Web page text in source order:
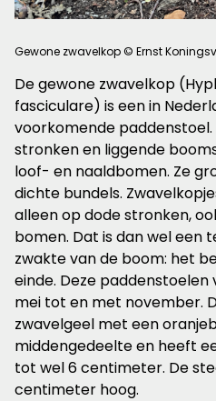
Gewone zwavelkop © Ernst
De gewone zwavelkop
fasciculare) is een in
voorkomende
stronken en liggende
loof- en naaldbomen. Ze
dichte bundels.
alleen op dode stronken,
bomen. Dat is dan wel een
zwakte van de boom: het
einde. Deze paddenstoelen
mei tot en met november.
zwavelgeel met een
middengedeelte en heeft
tot wel 6 centimeter. De
centimeter hoog.